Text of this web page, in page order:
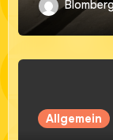
Allgemein